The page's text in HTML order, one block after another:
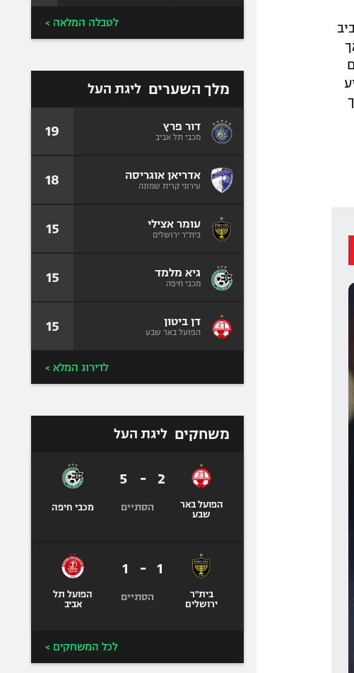
לטבלה המלאה >
מלך השערים ליגת העל
דור פרץ
מכבי תל אביב 19
אדריאן אוגריסה
עירוני קרית שמונה 18
עומר אצילי
בית"ר ירושלים 15
גיא מלמד
מכבי חיפה 15
דן ביטון
הפועל באר שבע 15
לדירוג המלא >
משחקים ליגת העל
הפועל באר
שבע
2
-
5
הסתיים מכבי חיפה
בית"ר
ירושלים
1
-
1
הסתיים
הפועל תל
אביב
לכל המשחקים >